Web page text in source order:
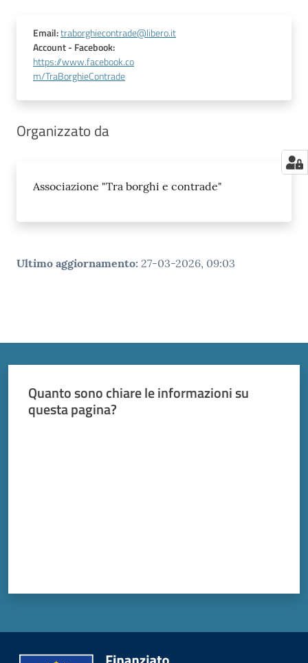
Email:traborghiecontrade@libero.it
Account- Facebook:
https://www.facebook.co
m/TraBorghieContrade
Organizzato da
Associazione "Tra borghi e contrade"
Ultimo aggiornamento: 27-03-2026, 09:03
Quanto sono chiare le informazioni su
questa pagina?